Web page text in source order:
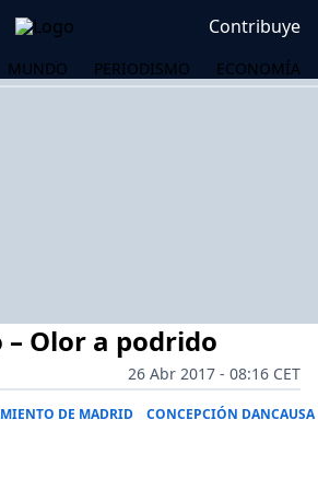
Contribuye
MUNDO PERIODISMO ECONOMÍA
– Olor a podrido
26 Abr 2017 - 08:16 CET
DE MADRID CONCEPCIÓN